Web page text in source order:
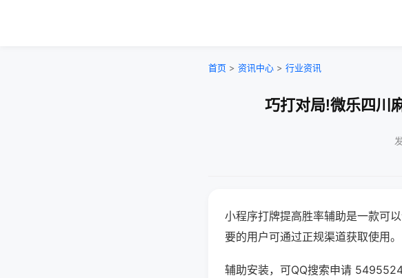
首页 > 资讯中心 > 行业资讯
巧打对局!微乐四川
小程序打牌提高胜率辅助是一款可
要的用户可通过正规渠道获取使用。
辅助安装，可QQ搜索申请